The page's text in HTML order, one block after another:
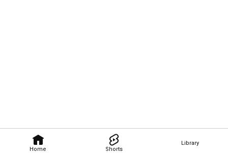
Home Shorts
Library